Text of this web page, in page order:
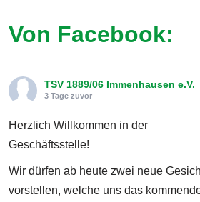
Von Facebook:
TSV 1889/06 Immenhausen e.V.
3 Tage zuvor
Herzlich Willkommen in der
Geschäftsstelle!
Wir dürfen ab heute zwei neue
vorstellen, welche uns das